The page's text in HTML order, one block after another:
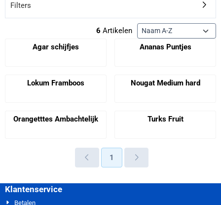
Filters
6 Artikelen Sorteermethode
Agar schijfjes Ananas Puntjes
Lokum Framboos
Nougat Medium hard
Orangetttes Ambachtelijk
Turks Fruit
1
Klantenservice
Betalen